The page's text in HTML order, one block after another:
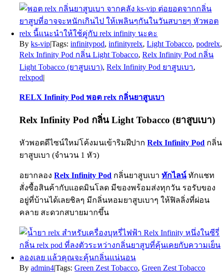
Byks-vip|Tags:infinitypod,infinityrelx,Light Tobacco,podrelx,
Relx Infinity Pod กลิ่น Light Tobacco,Relx Infinity Pod กลิ่น
Light Tobacco (ยาสูบเบา),Relx Infinity Pod ยาสูบเบา,
relxpod
RELX Infinity Pod พอต relx กลิ่นยาสูบเบา
Relx Infinity Pod กลิ่น Light Tobacco (ยาสูบเบา)
หัวพอตดีไซน์ใหม่โค้งมนเข้าริมฝีปากRelx Infinity Pod กลิ่น
ยาสูบเบา (จำนวน 1 หัว)
อยากลองRelx Infinity Pod กลิ่นยาสูบเบาทักไลน์ทักแชท
สั่งซื้อสินค้ากับแอดมินโลด มีของพร้อมส่งทุกวัน รอรับของ
อยู่ที่บ้านได้เลยชิลๆ มีกลิ่นหอมยาสูบเบาๆ ให้ฟิลลิ่งที่ผ่อน
คลาย สะดวกสบายมากขึ้น
Byadmin4|Tags:Green Zest Tobacco,Green Zest Tobacco